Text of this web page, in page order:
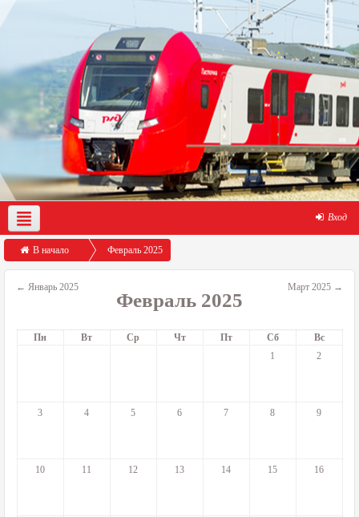
Вход
О нас Демо-доступ Помощь по работе с порталом
В начало Февраль 2025
← Январь 2025
Февраль 2025
Март 2025 →
Пн Вт Ср Чт Пт Сб
Вс
1
2
3 4 5 6 7 8 9
10 11 12 13 14 15 16